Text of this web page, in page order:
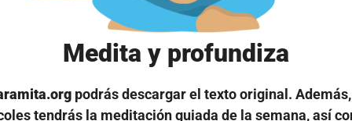
Medita y profundiza
podrás descargar el texto original.
tendrás la meditación guiada de la semana, así